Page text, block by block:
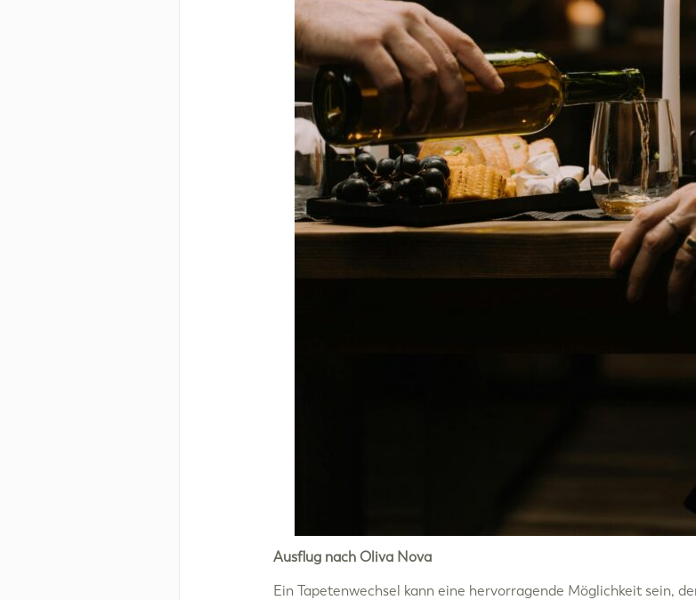
Ausflug nach Oliva Nova
Ein Tapetenwechsel kann eine hervorragende Möglichkeit sein,